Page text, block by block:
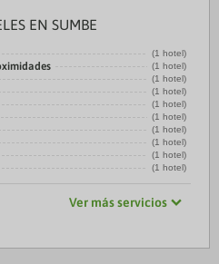
EN SUMBE
(1 hotel)
(1 hotel)
(1 hotel)
(1 hotel)
(1 hotel)
(1 hotel)
(1 hotel)
(1 hotel)
(1 hotel)
(1 hotel)
Ver más servicios